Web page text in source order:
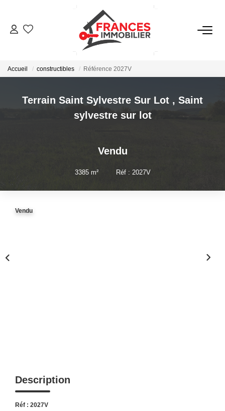
GESTION LOCATIVE
NOTRE AGENCE
Accueil constructibles Référence 2027V
Terrain Saint Sylvestre Sur Lot , Saint
sylvestre sur lot
Vendu
3385m² Réf : 2027V
Vendu
Description
Réf : 2027V